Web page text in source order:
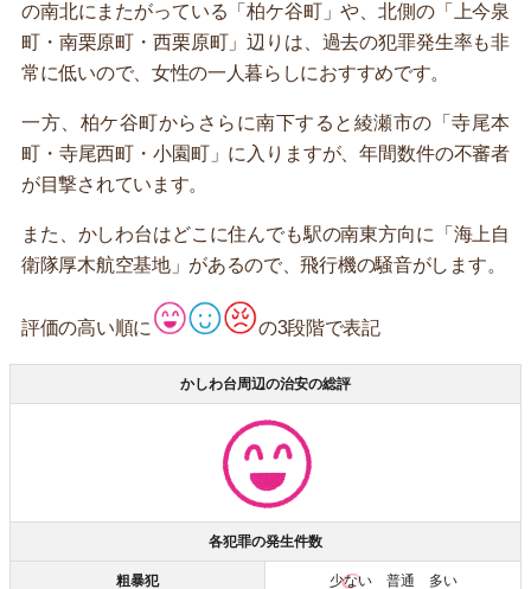
の南北にまたがっている「柏ケ谷町」や、北側の「上今泉
町・南栗原町・西栗原町」辺りは、過去の犯罪発生率も非
常に低いので、女性の一人暮らしにおすすめです。
一方、柏ケ谷町からさらに南下すると綾瀬市の「寺尾本
町・寺尾西町・小園町」に入りますが、年間数件の不審者
が目撃されています。
また、かしわ台はどこに住んでも駅の南東方向に「海上自
衛隊厚木航空基地」があるので、飛行機の騒音がします。
評価の高い順に の3段階で表記
かしわ台周辺の治安の総評
各犯罪の発生件数
粗暴犯 少ない普通 多い